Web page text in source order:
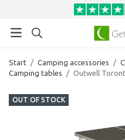
Start / Camping accessories /
Camping tables
/ Outwell
OUT OF STOCK